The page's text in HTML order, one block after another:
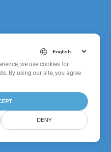
we use cookies for
By using our site, you agree
DENY